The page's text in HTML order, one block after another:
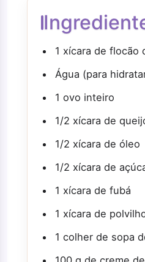
1 xícara de flocão
Água (para
1 ovo inteiro
1/2 xícara de
1/2 xícara de óleo
1/2 xícara de
1 xícara de fubá
1 xícara de
1 colher de sopa